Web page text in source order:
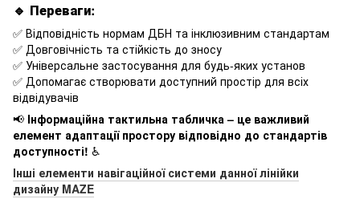
🔹 Переваги:
✅ Відповідність нормам ДБН та інклюзивним стандартам
✅ Довговічність та стійкість до зносу
✅ Універсальне застосування для будь-яких установ
✅ Допомагає створювати доступний простір для всіх
відвідувачів
📢 Інформаційна тактильна табличка – це важливий
елемент адаптації простору відповідно до стандартів
доступності! ♿
Інші елементи навігаційної системи данної лінійки
дизайну MAZE